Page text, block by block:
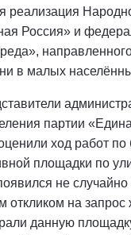
реализация
Россия» и
в малых
партии
ход работ по
площадки по
не
откликом на запрос
данную